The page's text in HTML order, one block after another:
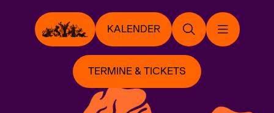
KALENDER
TERMINE & TICKETS